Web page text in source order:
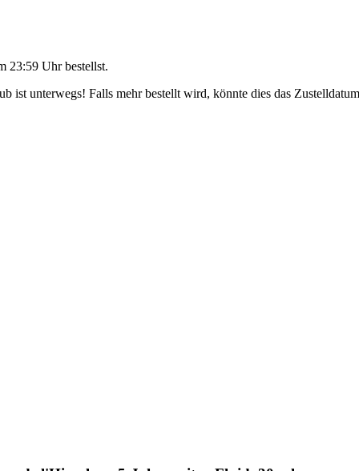
23:59 Uhrbestellst.
ist unterwegs! Falls mehr bestellt wird, könnte dies das